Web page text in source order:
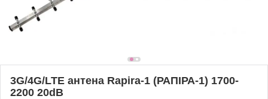
3G/4G/LTE антена Rapira-1 (РАПІРА-1) 1700-
2200 20dB